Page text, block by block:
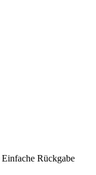
Einfache Rückgabe